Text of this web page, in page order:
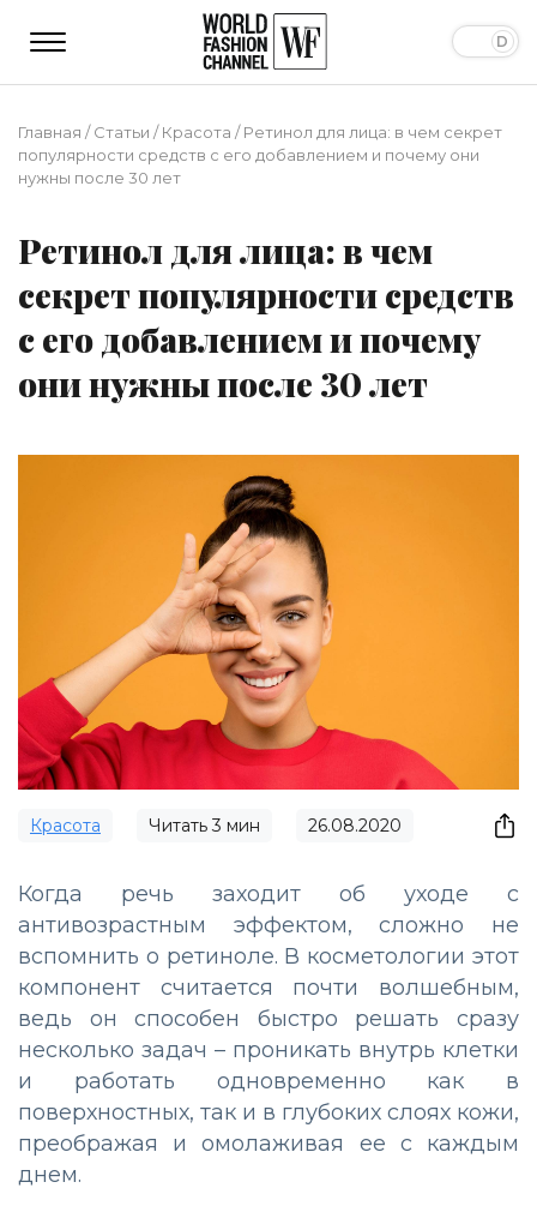
Главная /Статьи /Красота /Ретинол для лица: в чем секрет
популярности средств с его добавлением и почему они
нужны после 30 лет
Ретинол для лица: в чем
секрет популярности средств
с его добавлением и почему
они нужны после 30 лет
Красота Читать3 мин 26.08.2020
Когда речь заходит об уходе с
антивозрастным эффектом, сложно не
вспомнить о ретиноле. В косметологии этот
компонент считается почти волшебным,
ведь он способен быстро решать сразу
несколько задач – проникать внутрь клетки
и работать одновременно как в
поверхностных, так и в глубоких слоях кожи,
преображая и омолаживая ее с каждым
днем.